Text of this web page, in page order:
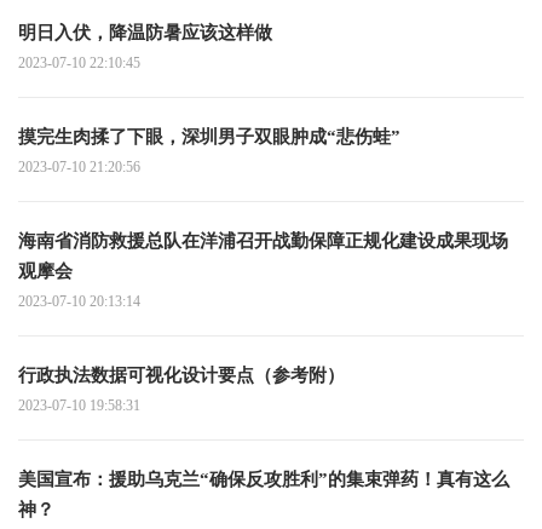
明日入伏，降温防暑应该这样做
2023-07-10 22:10:45
摸完生肉揉了下眼，深圳男子双眼肿成“悲伤蛙”
2023-07-10 21:20:56
海南省消防救援总队在洋浦召开战勤保障正规化建设成果现场
观摩会
2023-07-10 20:13:14
行政执法数据可视化设计要点（参考附）
2023-07-10 19:58:31
美国宣布：援助乌克兰“确保反攻胜利”的集束弹药！真有这么
神？